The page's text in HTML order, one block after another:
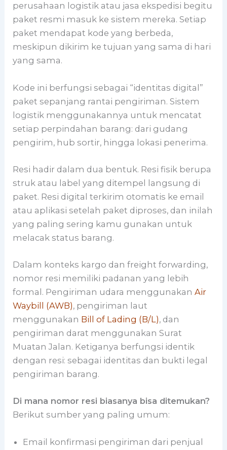
perusahaan logistik atau jasa ekspedisi begitu
paket resmi masuk ke sistem mereka. Setiap
paket mendapat kode yang berbeda,
meskipun dikirim ke tujuan yang sama di hari
yang sama.
Kode ini berfungsi sebagai “identitas digital”
paket sepanjang rantai pengiriman. Sistem
logistik menggunakannya untuk mencatat
setiap perpindahan barang: dari gudang
pengirim, hub sortir, hingga lokasi penerima.
Resi hadir dalam dua bentuk. Resi fisik berupa
struk atau label yang ditempel langsung di
paket. Resi digital terkirim otomatis ke email
atau aplikasi setelah paket diproses, dan inilah
yang paling sering kamu gunakan untuk
melacak status barang.
Dalam konteks kargo dan freight forwarding,
nomor resi memiliki padanan yang lebih
formal. Pengiriman udara menggunakanAir
Waybill (AWB), pengiriman laut
menggunakan Bill of Lading (B/L), dan
pengiriman darat menggunakan Surat
Muatan Jalan. Ketiganya berfungsi identik
dengan resi: sebagai identitas dan bukti legal
pengiriman barang.
Di mana nomor resi biasanya bisa ditemukan?
Berikut sumber yang paling umum:
Email konfirmasi pengiriman dari penjual